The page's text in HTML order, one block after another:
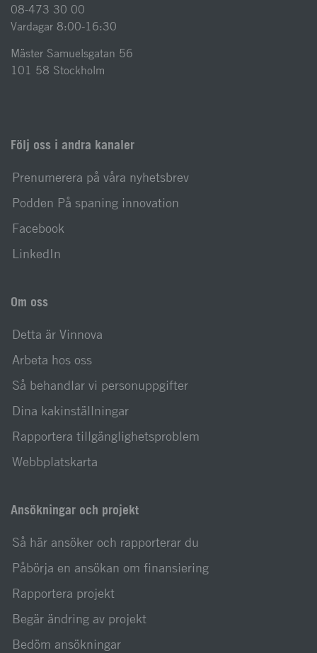
08-473 30 00
Vardagar 8:00-16:30
Mäster Samuelsgatan 56
101 58 Stockholm
Följ oss i andra kanaler
Prenumerera på våra nyhetsbrev
Podden På spaning innovation
Facebook
LinkedIn
Om oss
Detta är Vinnova
Arbeta hos oss
Så behandlar vi personuppgifter
Dina kakinställningar
Rapportera tillgänglighetsproblem
Webbplatskarta
Ansökningar och projekt
Så här ansöker och rapporterar du
Påbörja en ansökan om finansiering
Rapportera projekt
Begär ändring av projekt
Bedöm ansökningar